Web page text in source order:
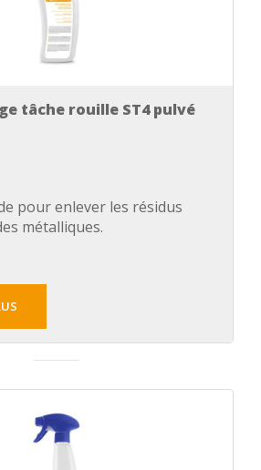
tâche rouille ST4 pulvé
pour enlever les résidus
métalliques.